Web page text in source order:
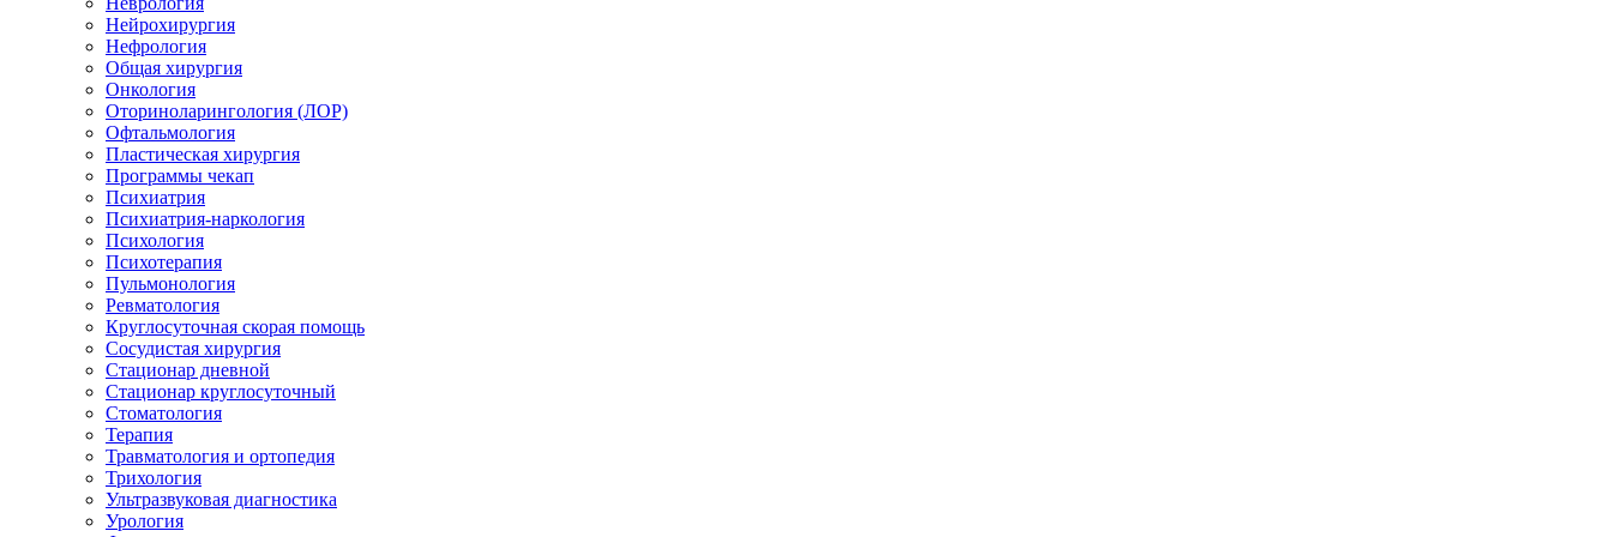
Нейрохирургия
Нефрология
Общая хирургия
Онкология
Оториноларингология (ЛОР)
Офтальмология
Пластическая хирургия
Программы чекап
Психиатрия
Психиатрия-наркология
Психология
Психотерапия
Пульмонология
Ревматология
Круглосуточная скорая помощь
Сосудистая хирургия
Стационар дневной
Стационар круглосуточный
Стоматология
Терапия
Травматология и ортопедия
Трихология
Ультразвуковая диагностика
Урология